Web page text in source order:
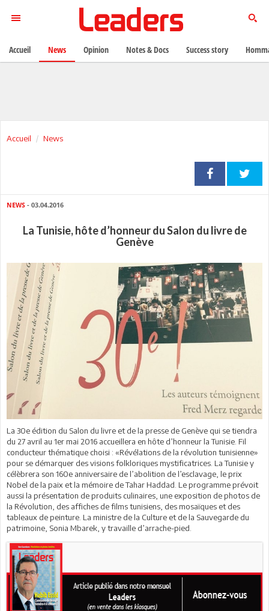
Accueil News
NEWS - 03.04.2016
La Tunisie, hôte d’honneur du Salon du livre de
Genève
La 30e édition du Salon du livre et de la presse de Genève qui se tiendra
du 27 avril au 1er mai 2016 accueillera en hôte d’honneur la Tunisie. Fil
conducteur thématique choisi : «Révélations de la révolution tunisienne»
pour se démarquer des visions folkloriques mystificatrices. La Tunisie y
célèbrera son 160e anniversaire de l’abolition de l’esclavage, le prix
Nobel de la paix et la mémoire de Tahar Haddad. Le programme prévoit
aussi la présentation de produits culinaires, une exposition de photos de
la Révolution, des affiches de films tunisiens, des mosaïques et des
tableaux de peinture. La ministre de la Culture et de la Sauvegarde du
patrimoine, Sonia Mbarek, y travaille d’arrache-pied.
Accueil News Opinion Notes & Docs Success story